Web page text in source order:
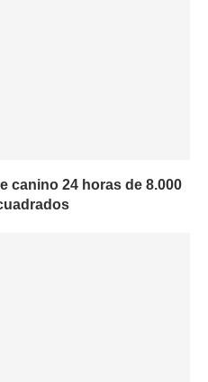
canino 24 horas de 8.000